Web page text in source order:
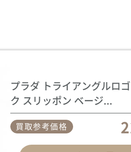
プラダ トライアングルロ
ク スリッポン ベージ...
買取参考価格